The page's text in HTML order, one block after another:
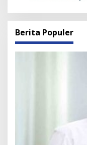
Berita Populer